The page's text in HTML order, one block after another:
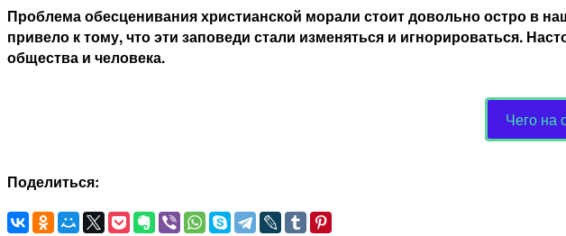
Проблема обесценивания христианской морали стоит довольно остро в
привело к тому, что эти заповеди стали изменяться и игнорироваться.
общества и человека.
Чего на
Поделиться: